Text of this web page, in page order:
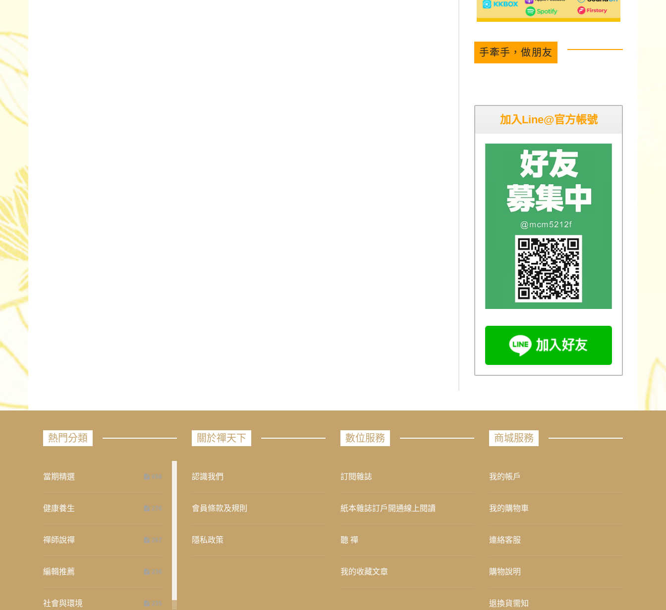
手牽手，做朋友
加入Line@官方帳號
熱門分類
當期精選 658
健康養生 276
禪師說禪 267
編輯推薦 236
社會與環境 235
關於禪天下
認識我們
會員條款及規則
隱私政策
數位服務
訂閱雜誌
紙本雜誌訂戶開通線上閱讀
聽 禪
我的收藏文章
商城服務
我的帳戶
我的購物車
連絡客服
購物說明
退換貨需知